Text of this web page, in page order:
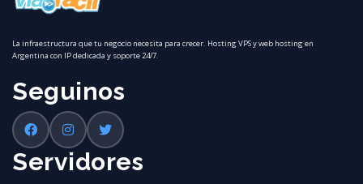
La infraestructura que tu negocio necesita para crecer. Hosting VPS y web hosting en
Argentina con IP dedicada y soporte 24/7.
Seguinos
Servidores